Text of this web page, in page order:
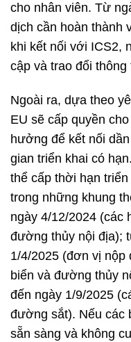
cho nhân viên. Từ
dịch cần hoàn thành
khi kết nối với ICS2,
cập và trao đổi
Ngoài ra, dựa theo
EU sẽ cấp quyền
hưởng để kết nối
gian triển khai có
thể cấp thời hạn
trong những khung
ngày 4/12/2024 (các
đường thủy nội địa);
1/4/2025 (đơn vị
biển và đường thủy
đến ngày 1/9/2025
đường sắt). Nếu các
sẵn sàng và không